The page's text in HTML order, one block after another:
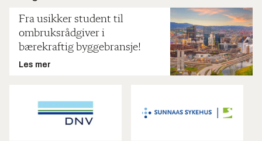
Fra usikker student til
ombruksrådgiver i
bærekraftig byggebransje!
Les mer